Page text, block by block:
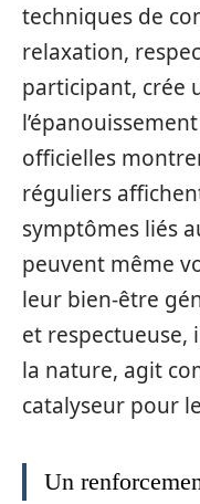
techniques de
relaxation,
participant, crée
officielles
réguliers
symptômes liés
peuvent même
leur bien-être
et respectueuse,
la nature, agit
catalyseur pour
Un